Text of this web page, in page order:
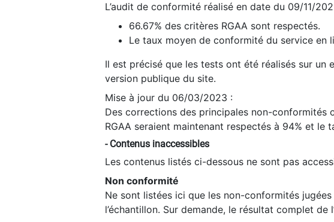
L’audit de conformité réalisé en date du 09/11/
66.67% des critères RGAA sont respectés.
Le taux moyen de conformité du service en
Il est précisé que les tests ont été réalisés sur
version publique du site.
Mise à jour du 06/03/2023 :
Des corrections des principales non-conformités
RGAA seraient maintenant respectés à 94% et
- Contenus inaccessibles
Les contenus listés ci-dessous ne sont pas
Non conformité
Ne sont listées ici que les non-conformités
l’échantillon. Sur demande, le résultat complet